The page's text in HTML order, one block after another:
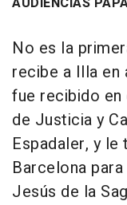
No es la
recibe a Illa en
fue recibido
de Justicia y
Espadaler, y
Barcelona
Jesús de la